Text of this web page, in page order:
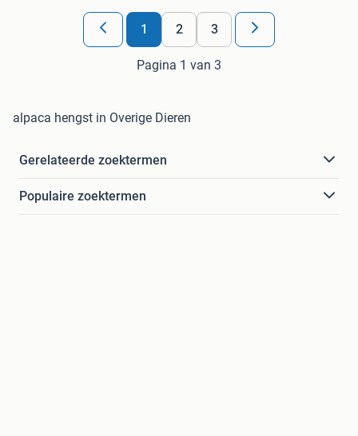
1 2 3
Pagina 1 van 3
alpaca hengst in Overige Dieren
Gerelateerde zoektermen
Populaire zoektermen